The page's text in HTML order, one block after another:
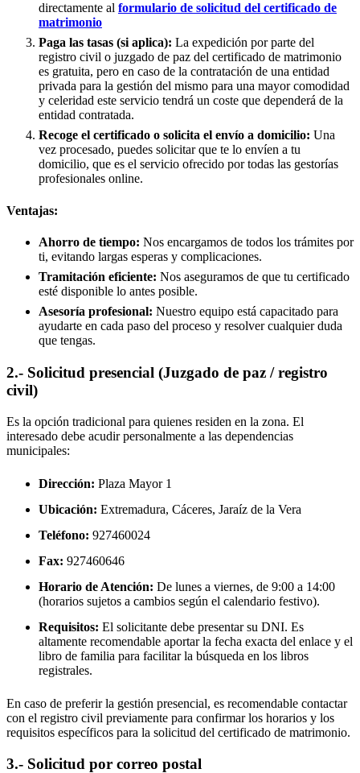
directamente al formulario de solicitud del certificado de
matrimonio
Paga las tasas (si aplica): La expedición por parte del
registro civil o juzgado de paz del certificado de matrimonio
es gratuita, pero en caso de la contratación de una entidad
privada para la gestión del mismo para una mayor comodidad
y celeridad este servicio tendrá un coste que dependerá de la
entidad contratada.
Recoge el certificado o solicita el envío a domicilio: Una
vez procesado, puedes solicitar que te lo envíen a tu
domicilio, que es el servicio ofrecido por todas las gestorías
profesionales online.
Ventajas:
Ahorro de tiempo: Nos encargamos de todos los trámites por
ti, evitando largas esperas y complicaciones.
Tramitación eficiente: Nos aseguramos de que tu certificado
esté disponible lo antes posible.
Asesoría profesional: Nuestro equipo está capacitado para
ayudarte en cada paso del proceso y resolver cualquier duda
que tengas.
2.- Solicitud presencial (Juzgado de paz / registro
civil)
Es la opción tradicional para quienes residen en la zona. El
interesado debe acudir personalmente a las dependencias
municipales:
Dirección: Plaza Mayor 1
Ubicación: Extremadura, Cáceres, Jaraíz de la Vera
Teléfono: 927460024
Fax: 927460646
Horario de Atención: De lunes a viernes, de 9:00 a 14:00
(horarios sujetos a cambios según el calendario festivo).
Requisitos: El solicitante debe presentar su DNI. Es
altamente recomendable aportar la fecha exacta del enlace y el
libro de familia para facilitar la búsqueda en los libros
registrales.
En caso de preferir la gestión presencial, es recomendable contactar
con el registro civil previamente para confirmar los horarios y los
requisitos específicos para la solicitud del certificado de matrimonio.
3.- Solicitud por correo postal